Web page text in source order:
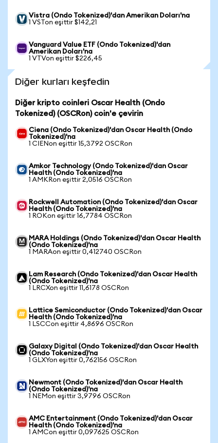
Vistra (Ondo Tokenized)'dan Amerikan Doları'na
1 VSTon eşittir $142,21
Vanguard Value ETF (Ondo Tokenized)'dan
Amerikan Doları'na
1 VTVon eşittir $226,45
Diğer kurları keşfedin
Diğer kripto coinleri Oscar Health (Ondo
Tokenized) (OSCRon) coin'e çevirin
Ciena (Ondo Tokenized)'dan Oscar Health (Ondo
Tokenized)'na
1 CIENon eşittir 15,3792 OSCRon
Amkor Technology (Ondo Tokenized)'dan Oscar
Health (Ondo Tokenized)'na
1 AMKRon eşittir 2,0516 OSCRon
Rockwell Automation (Ondo Tokenized)'dan Oscar
Health (Ondo Tokenized)'na
1 ROKon eşittir 16,7784 OSCRon
MARA Holdings (Ondo Tokenized)'dan Oscar Health
(Ondo Tokenized)'na
1 MARAon eşittir 0,412740 OSCRon
Lam Research (Ondo Tokenized)'dan Oscar Health
(Ondo Tokenized)'na
1 LRCXon eşittir 11,6178 OSCRon
Lattice Semiconductor (Ondo Tokenized)'dan Oscar
Health (Ondo Tokenized)'na
1 LSCCon eşittir 4,8696 OSCRon
Galaxy Digital (Ondo Tokenized)'dan Oscar Health
(Ondo Tokenized)'na
1 GLXYon eşittir 0,762156 OSCRon
Newmont (Ondo Tokenized)'dan Oscar Health
(Ondo Tokenized)'na
1 NEMon eşittir 3,9796 OSCRon
AMC Entertainment (Ondo Tokenized)'dan Oscar
Health (Ondo Tokenized)'na
1 AMCon eşittir 0,097625 OSCRon